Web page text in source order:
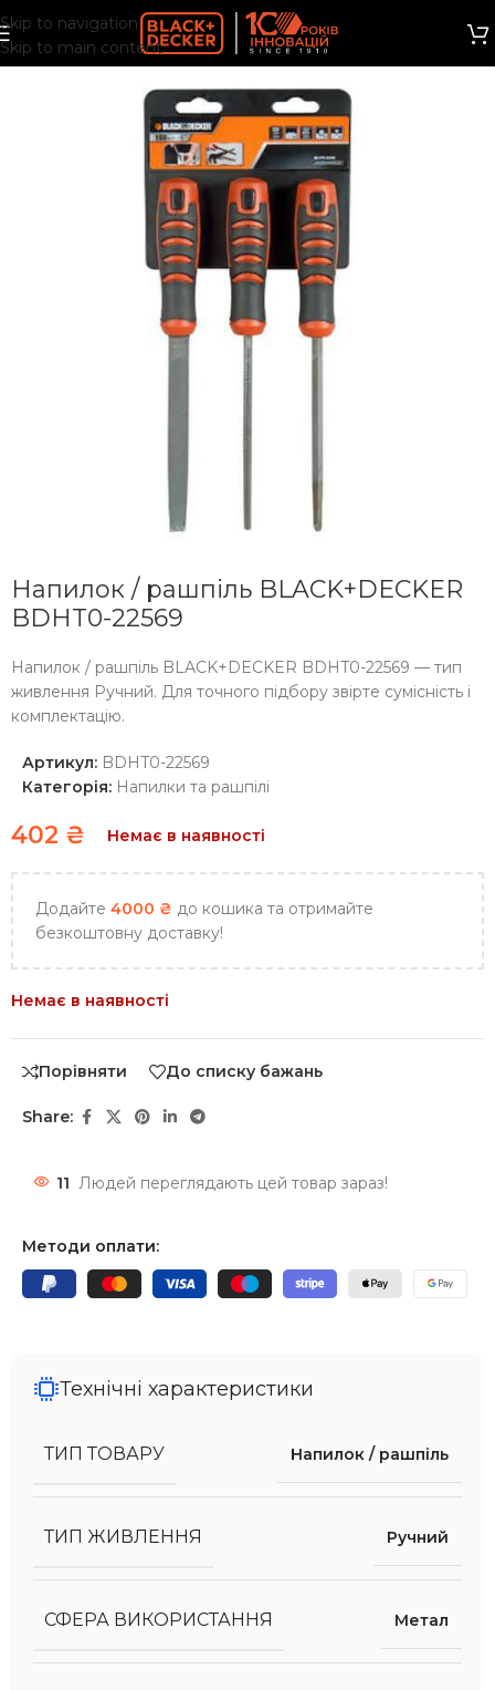
Skip to navigation
Skip to main content
Напилок / рашпіль BLACK+DECKER
BDHT0-22569
Напилок / рашпіль BLACK+DECKER BDHT0-22569 — тип
живлення Ручний. Для точного підбору звірте сумісність і
комплектацію.
Артикул: BDHT0-22569
Категорія: Напилки та рашпілі
402 ₴ Немає в наявності
Додайте 4000 ₴ до кошика та отримайте
безкоштовну доставку!
Немає в наявності
Порівняти До списку бажань
Share:
11 Людей переглядають цей товар зараз!
Методи оплати:
Технічні характеристики
ТИП ТОВАРУ Напилок / рашпіль
ТИП ЖИВЛЕННЯ Ручний
СФЕРА ВИКОРИСТАННЯ Метал